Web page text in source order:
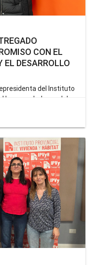
CON EL
EL DESARROLLO
del Instituto
hacer un balance del
de la operatoria
gobernador Gustavo